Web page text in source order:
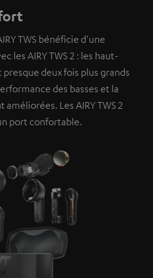
transmises à une plateforme
davantage dans notre
TWS bénéficie d'une
les AIRY TWS 2 : les haut-
deux fois plus grands
des basses et la
Les AIRY TWS 2
port confortable.